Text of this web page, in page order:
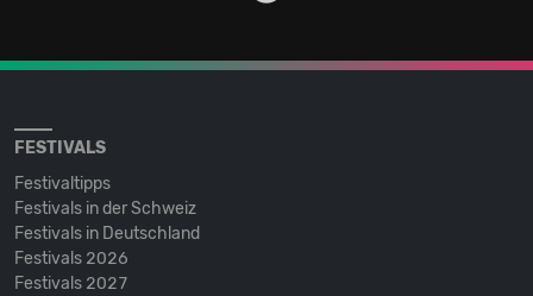
FESTIVALS
Festivaltipps
Festivals in der Schweiz
Festivals in Deutschland
Festivals 2026
Festivals 2027